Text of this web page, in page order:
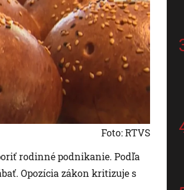
Foto: RTVS
rodinné podnikanie. Podľa
Opozícia zákon kritizuje s